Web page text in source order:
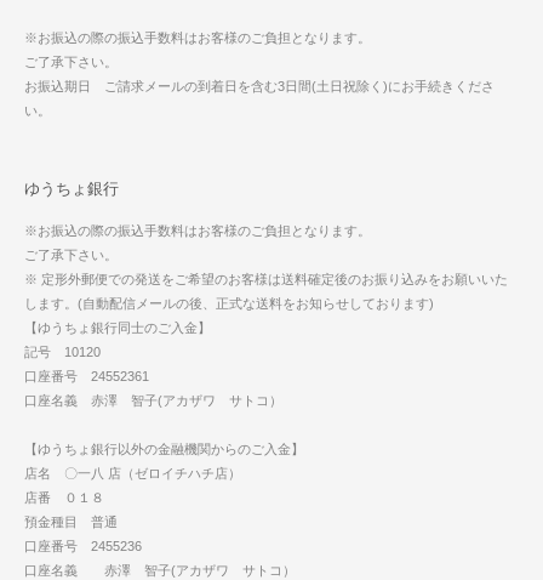
※お振込の際の振込手数料はお客様のご負担となります。
ご了承下さい。
お振込期日 ご請求メールの到着日を含む3日間(土日祝除く)にお手続きくださ
い。
ゆうちょ銀行
※お振込の際の振込手数料はお客様のご負担となります。
ご了承下さい。
※ 定形外郵便での発送をご希望のお客様は送料確定後のお振り込みをお願いいた
します。(自動配信メールの後、正式な送料をお知らせしております)
【ゆうちょ銀行同士のご入金】
記号 10120
口座番号 24552361
口座名義 赤澤 智子(アカザワ サトコ）
【ゆうちょ銀行以外の金融機関からのご入金】
店名 〇一八 店（ゼロイチハチ店）
店番 ０１８
預金種目 普通
口座番号 2455236
口座名義 赤澤 智子(アカザワ サトコ）